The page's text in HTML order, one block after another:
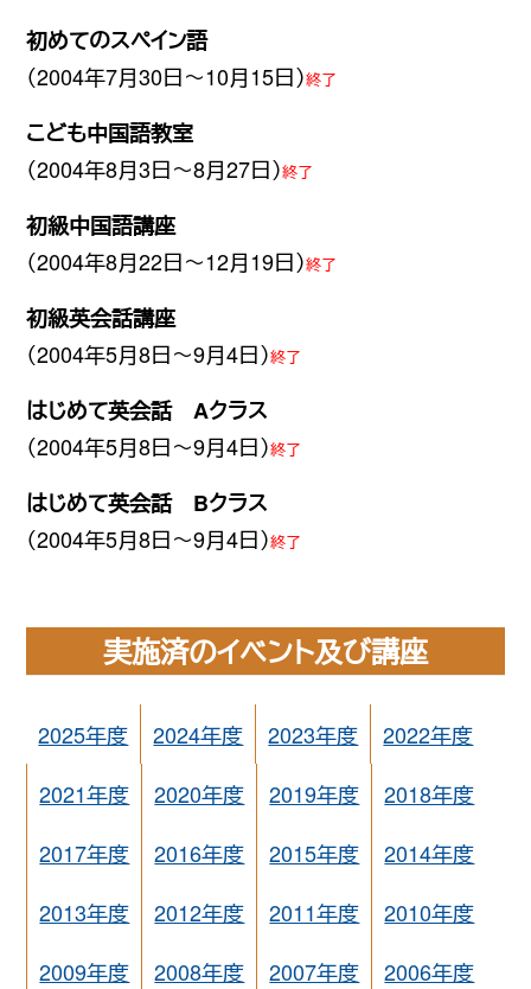
初めてのスペイン語
（2004年7月30日〜10月15日）終了
こども中国語教室
（2004年8月3日〜8月27日）終了
初級中国語講座
（2004年8月22日〜12月19日）終了
初級英会話講座
（2004年5月8日〜9月4日）終了
はじめて英会話 Aクラス
（2004年5月8日〜9月4日）終了
はじめて英会話 Bクラス
（2004年5月8日〜9月4日）終了
実施済のイベント及び講座
2025年度 2024年度 2023年度
2022年度
2021年度
2020年度 2019年度
2018年度
2017年度
2016年度 2015年度
2014年度
2013年度
2012年度 2011年度
2010年度
2009年度
2008年度 2007年度 2006年度